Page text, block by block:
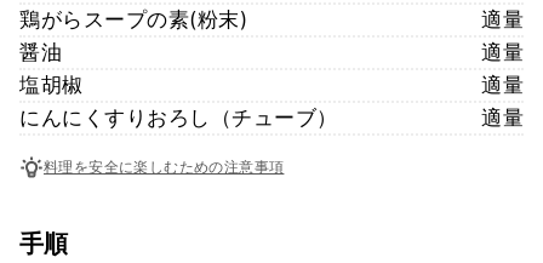
鶏がらスープの素(粉末)
適量
醤油
適量
塩胡椒
適量
にんにくすりおろし（チューブ）
適量
料理を安全に楽しむための注意事項
手順